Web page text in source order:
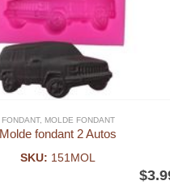
FONDANT, MOLDE FONDANT
Molde fondant 2 Autos
SKU: 151MOL
$